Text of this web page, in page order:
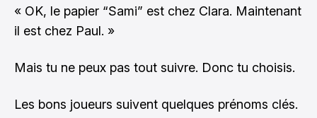
« OK, le papier “Sami” est chez Clara. Maintenant
il est chez Paul. »
Mais tu ne peux pas tout suivre. Donc tu choisis.
Les bons joueurs suivent quelques prénoms clés.